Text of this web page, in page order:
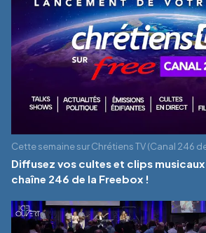
Cette semaine sur Chrétiens TV (Canal 246
Diffusez vos cultes et clips musicaux
chaîne 246 de la Freebox !